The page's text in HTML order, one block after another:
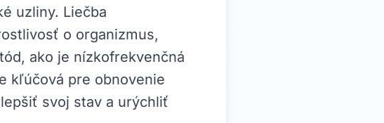
uzliny. Liečba
o organizmus,
ako je nízkofrekvenčná
kľúčová pre obnovenie
svoj stav a urýchliť